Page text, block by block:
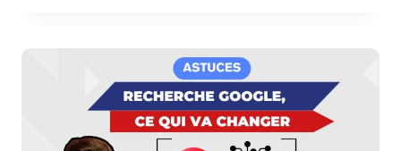
BOOSTER
SON
SEO